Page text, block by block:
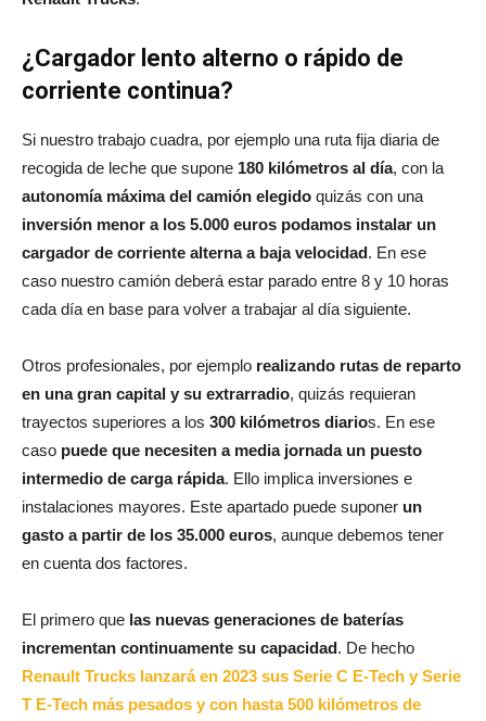
¿Cargador lento alterno o rápido de
corriente continua?
Si nuestro trabajo cuadra, por ejemplo una ruta fija diaria de
recogida de leche que supone 180 kilómetros al día, con la
autonomía máxima del camión elegido quizás con una
inversión menor a los 5.000 euros podamos instalar un
cargador de corriente alterna a baja velocidad. En ese
caso nuestro camión deberá estar parado entre 8 y 10 horas
cada día en base para volver a trabajar al día siguiente.
Otros profesionales, por ejemplo realizando rutas de reparto
en una gran capital y su extrarradio, quizás requieran
trayectos superiores a los 300 kilómetros diarios. En ese
caso puede que necesiten a media jornada un puesto
intermedio de carga rápida. Ello implica inversiones e
instalaciones mayores. Este apartado puede suponer un
gasto a partir de los 35.000 euros, aunque debemos tener
en cuenta dos factores.
El primero que las nuevas generaciones de baterías
incrementan continuamente su capacidad. De hecho
Renault Trucks lanzará en 2023 sus Serie C E-Tech y Serie
T E-Tech más pesados y con hasta 500 kilómetros de